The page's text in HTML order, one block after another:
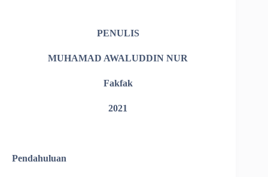
PENULIS
MUHAMAD AWALUDDIN NUR
Fakfak
2021
Pendahuluan